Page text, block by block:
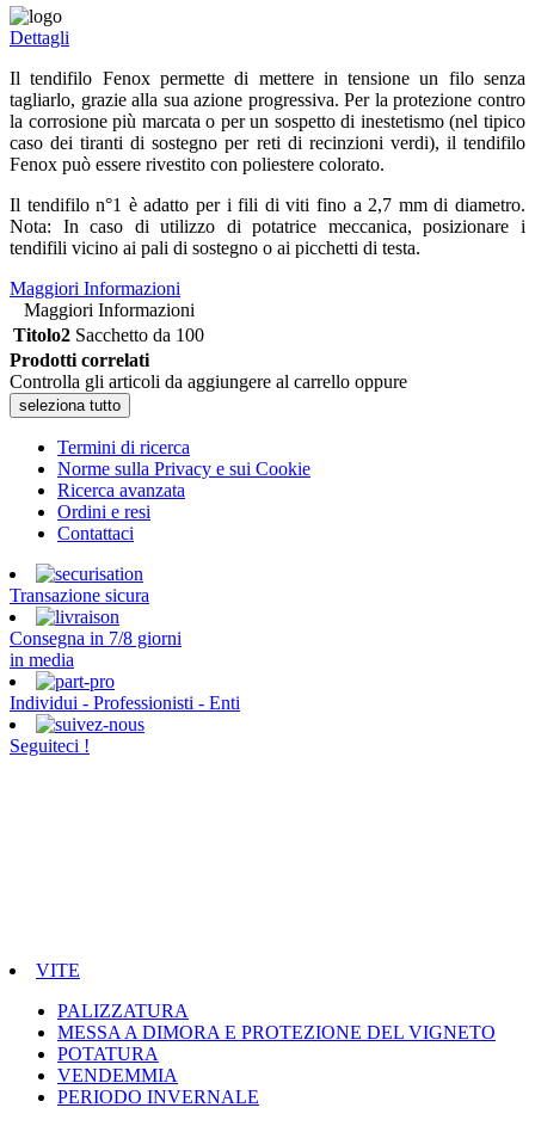
Dettagli
Il tendifilo Fenox permette di mettere in tensione un filo senza
tagliarlo, grazie alla sua azione progressiva. Per la protezione contro
la corrosione più marcata o per un sospetto di inestetismo (nel tipico
caso dei tiranti di sostegno per reti di recinzioni verdi), il tendifilo
Fenox può essere rivestito con poliestere colorato.
Il tendifilo n°1 è adatto per i fili di viti fino a 2,7 mm di diametro.
Nota: In caso di utilizzo di potatrice meccanica, posizionare i
tendifili vicino ai pali di sostegno o ai picchetti di testa.
Maggiori Informazioni
Maggiori Informazioni
Titolo2 Sacchetto da 100
Prodotti correlati
Controlla gli articoli da aggiungere al carrello oppure
seleziona tutto
Termini di ricerca
Norme sulla Privacy e sui Cookie
Ricerca avanzata
Ordini e resi
Contattaci
Transazione sicura
Consegna in 7/8 giorni
in media
Individui - Professionisti - Enti
Seguiteci !
VITE
PALIZZATURA
MESSA A DIMORA E PROTEZIONE DEL VIGNETO
POTATURA
VENDEMMIA
PERIODO INVERNALE